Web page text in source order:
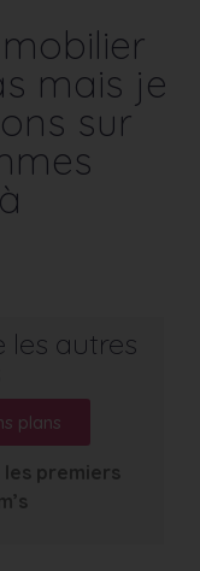
mais je
sur
les autres
plans
premiers